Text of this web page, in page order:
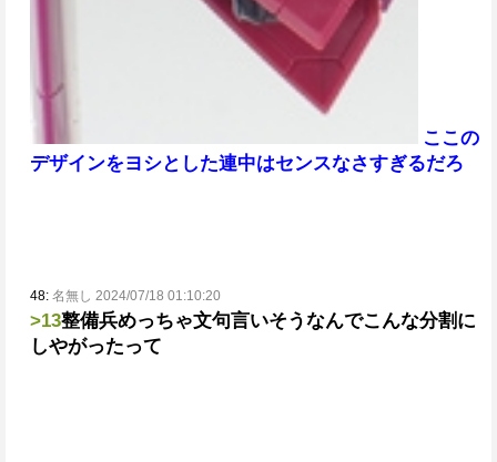
ここの
デザインをヨシとした連中はセンスなさすぎるだろ
48: 名無し 2024/07/18 01:10:20
>13整備兵めっちゃ文句言いそうなんでこんな分割に
しやがったって